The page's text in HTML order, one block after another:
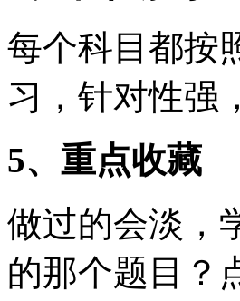
每个科目都按
习，针对性强
5、重点收藏
做过的会淡，
的那个题目？